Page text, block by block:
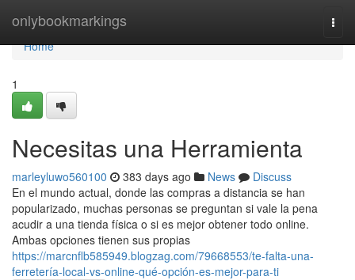
onlybookmarkings
Home
Home
1
Necesitas una Herramienta
marleyluwo560100 383 days ago News
Discuss
En el mundo actual, donde las compras a distancia se han
popularizado, muchas personas se preguntan si vale la pena
acudir a una tienda física o si es mejor obtener todo online.
Ambas opciones tienen sus propias
https://marcnflb585949.blogzag.com/79668553/te-falta-una-
ferretería-local-vs-online-qué-opción-es-mejor-para-ti